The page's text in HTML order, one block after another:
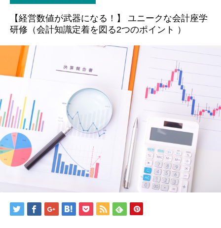
【経営数値が武器になる！】 ユニークな会計座学
研修（会計知識定着を図る2つのポイント ）